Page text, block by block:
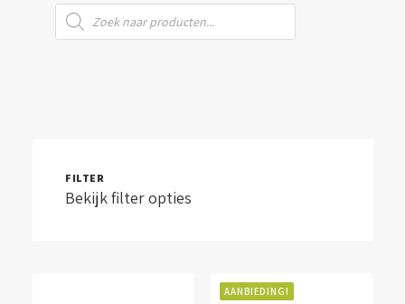
Producten
zoeken
FILTER
Bekijk filter opties
AANBIEDING!